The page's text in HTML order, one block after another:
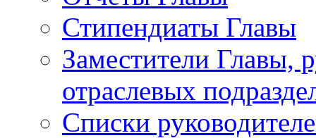
Стипендиаты Главы
Заместители Главы,
отраслевых
Списки